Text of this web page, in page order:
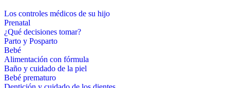
Los controles médicos de su hijo
Prenatal
¿Qué decisiones tomar?
Parto y Posparto
Bebé
Alimentación con fórmula
Baño y cuidado de la piel
Bebé prematuro